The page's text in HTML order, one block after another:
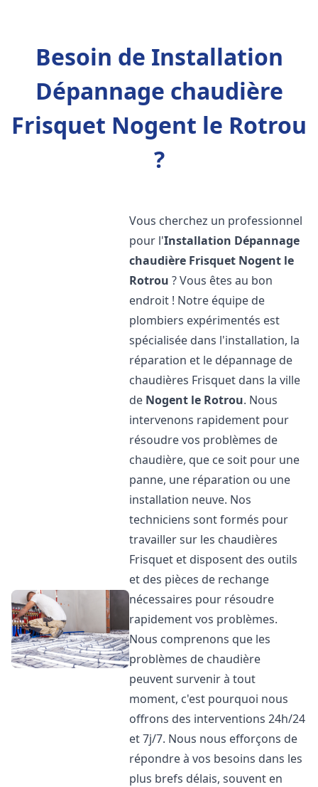
Besoin de Installation
Dépannage chaudière
Frisquet Nogent le Rotrou
?
Vous cherchez un professionnel
pour l'Installation Dépannage
chaudière Frisquet Nogent le
Rotrou ? Vous êtes au bon
endroit ! Notre équipe de
plombiers expérimentés est
spécialisée dans l'installation, la
réparation et le dépannage de
chaudières Frisquet dans la ville
de Nogent le Rotrou. Nous
intervenons rapidement pour
résoudre vos problèmes de
chaudière, que ce soit pour une
panne, une réparation ou une
installation neuve. Nos
techniciens sont formés pour
travailler sur les chaudières
Frisquet et disposent des outils
et des pièces de rechange
nécessaires pour résoudre
rapidement vos problèmes.
Nous comprenons que les
problèmes de chaudière
peuvent survenir à tout
moment, c'est pourquoi nous
offrons des interventions 24h/24
et 7j/7. Nous nous efforçons de
répondre à vos besoins dans les
plus brefs délais, souvent en